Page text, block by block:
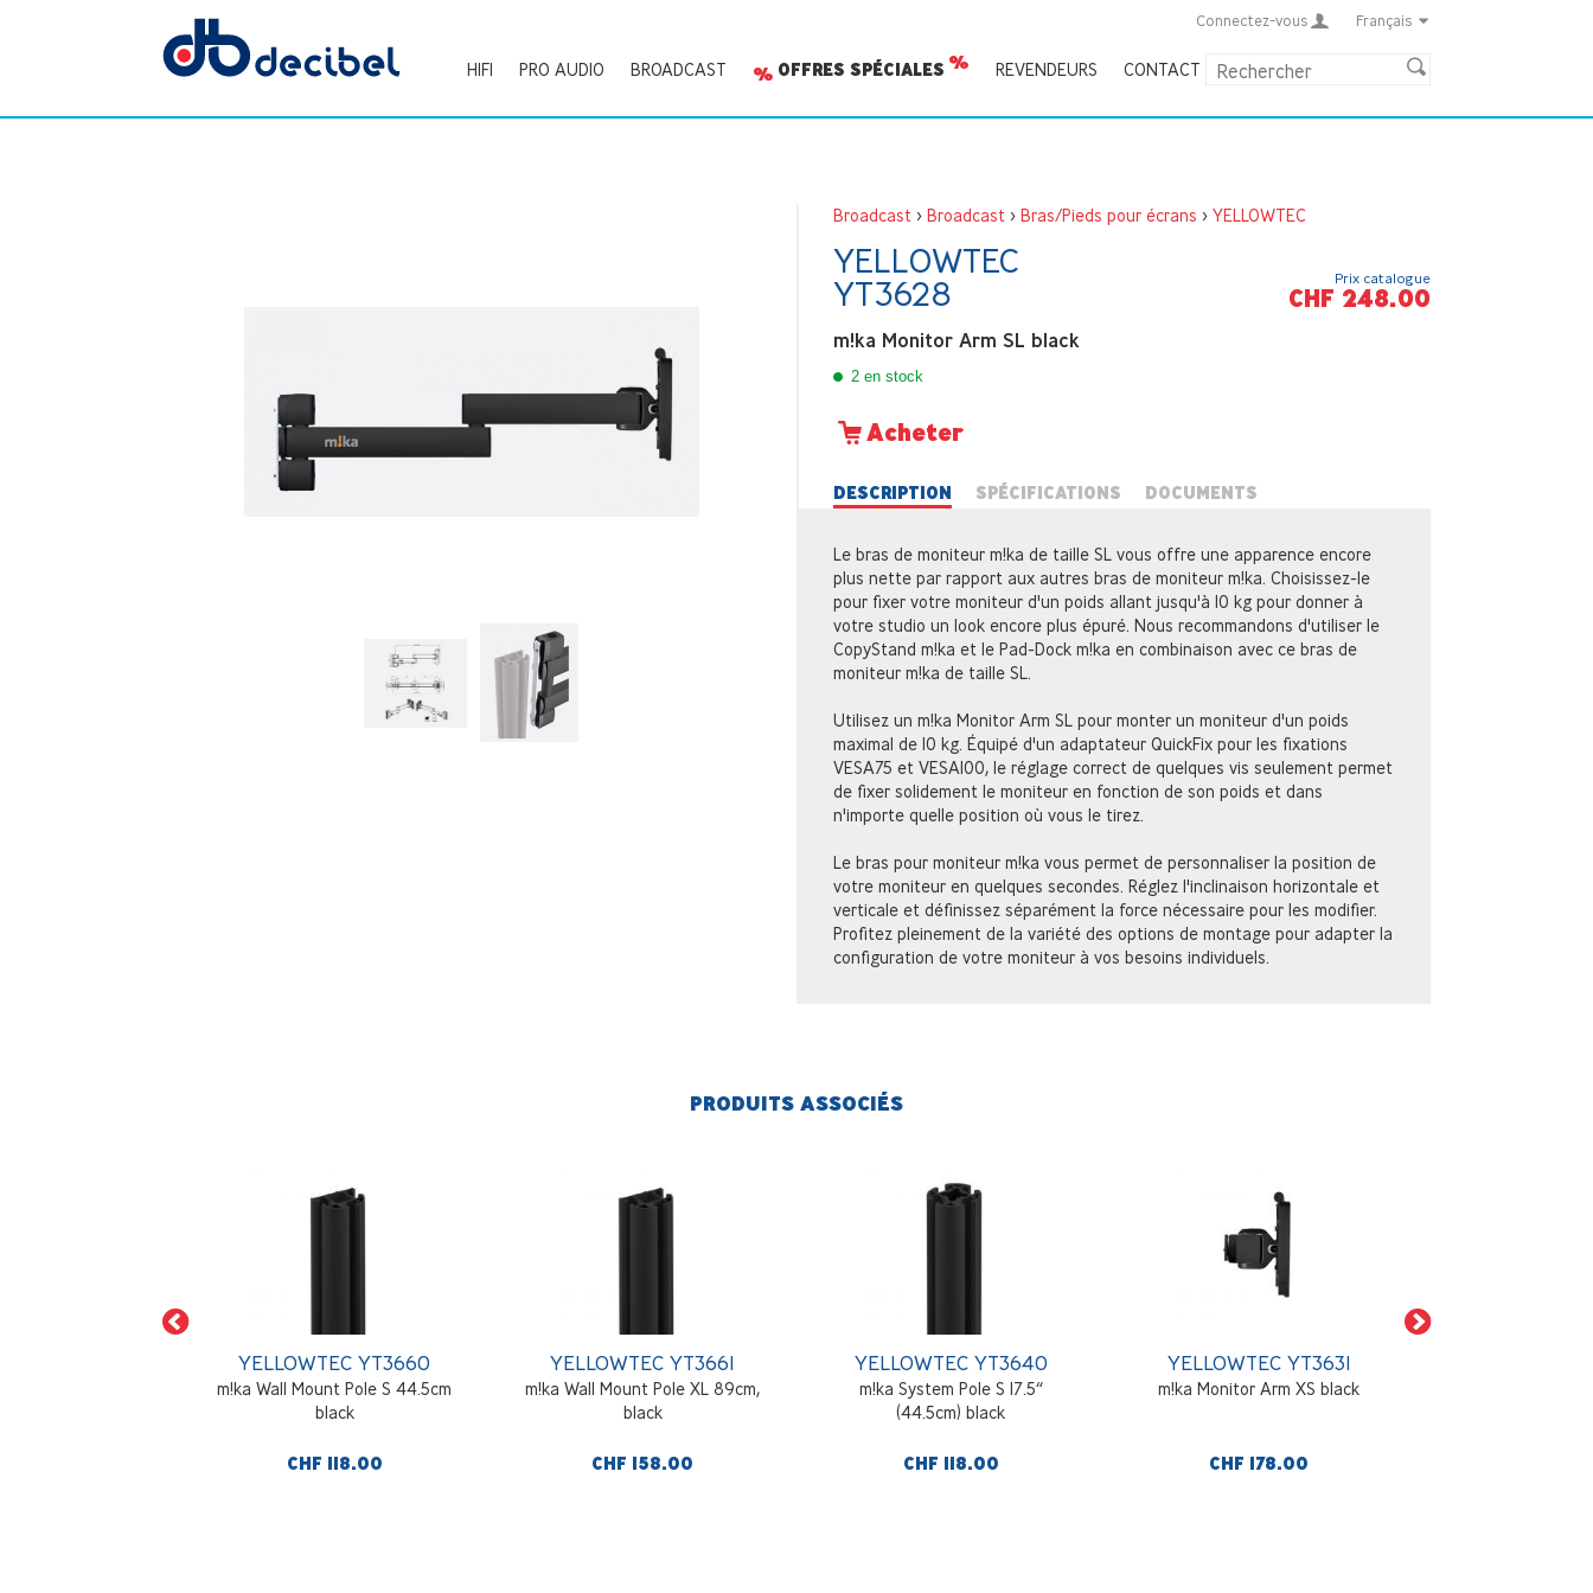
Connectez-vous Français
HIFI PRO AUDIO BROADCAST OFFRES SPÉCIALES REVENDEURS CONTACT
Broadcast > Broadcast > Bras/Pieds pour écrans > YELLOWTEC
YELLOWTEC
YT3628
m!ka Monitor Arm SL black
2 en stock
Acheter
Prix catalogue
CHF 248.00
DESCRIPTION SPÉCIFICATIONS DOCUMENTS
Le bras de moniteur m!ka de taille SL vous offre une apparence encore
plus nette par rapport aux autres bras de moniteur m!ka. Choisissez-le
pour fixer votre moniteur d'un poids allant jusqu'à 10 kg pour donner à
votre studio un look encore plus épuré. Nous recommandons d'utiliser le
CopyStand m!ka et le Pad-Dock m!ka en combinaison avec ce bras de
moniteur m!ka de taille SL.
Utilisez un m!ka Monitor Arm SL pour monter un moniteur d'un poids
maximal de 10 kg. Équipé d'un adaptateur QuickFix pour les fixations
VESA75 et VESA100, le réglage correct de quelques vis seulement permet
de fixer solidement le moniteur en fonction de son poids et dans
n'importe quelle position où vous le tirez.
Le bras pour moniteur m!ka vous permet de personnaliser la position de
votre moniteur en quelques secondes. Réglez l'inclinaison horizontale et
verticale et définissez séparément la force nécessaire pour les modifier.
Profitez pleinement de la variété des options de montage pour adapter la
configuration de votre moniteur à vos besoins individuels.
PRODUITS ASSOCIÉS
YELLOWTEC YT3660
m!ka Wall Mount Pole S 44.5cm
black
CHF 118.00
YELLOWTEC YT3661
m!ka Wall Mount Pole XL 89cm,
black
CHF 158.00
YELLOWTEC YT3640
m!ka System Pole S 17.5“
(44.5cm) black
CHF 118.00
YELLOWTEC YT3631
m!ka Monitor Arm XS black
CHF 178.00